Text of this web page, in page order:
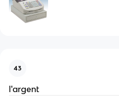
43
l'argent